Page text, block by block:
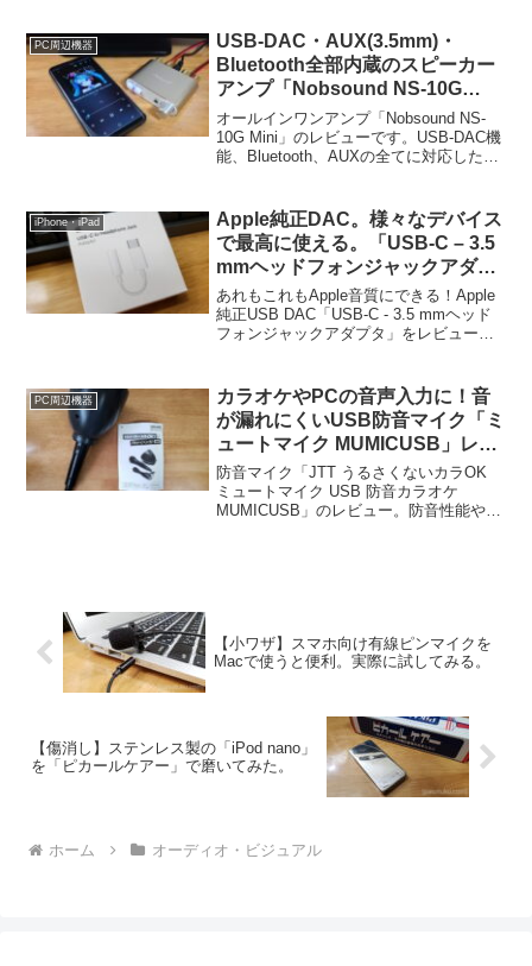
PC周辺機器
USB-DAC・AUX(3.5mm)・
Bluetooth全部内蔵のスピーカー
アンプ「Nobsound NS-10G
Mini」レビュー。デスクトップオ
ーディオに最適
オールインワンアンプ「Nobsound NS-
10G Mini」のレビューです。USB-DAC機
能、Bluetooth、AUXの全てに対応したパ
におすすめです。
iPhone・iPad
Apple純正DAC。様々なデバイス
で最高に使える。「USB-C – 3.5
mmヘッドフォンジャックアダプ
タ」レビュー
あれもこれもApple音質にできる！Apple
純正USB DAC「USB-C - 3.5 mmヘッド
フォンジャックアダプタ」をレビューし
ます。
PC周辺機器
カラオケやPCの音声入力に！音
が漏れにくいUSB防音マイク「ミ
ュートマイク MUMICUSB」レビ
ュー
防音マイク「JTT うるさくないカラOK
ミュートマイク USB 防音カラオケ
MUMICUSB」のレビュー。防音性能や音
【小ワザ】スマホ向け有線ピンマイクを
Macで使うと便利。実際に試してみる。
【傷消し】ステンレス製の「iPod nano」
を「ピカールケアー」で磨いてみた。
ホーム オーディオ・ビジュアル